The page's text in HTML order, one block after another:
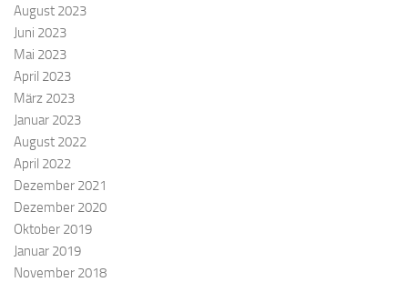
August 2023
Juni 2023
Mai 2023
April 2023
März 2023
Januar 2023
August 2022
April 2022
Dezember 2021
Dezember 2020
Oktober 2019
Januar 2019
November 2018